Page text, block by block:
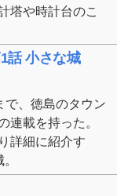
塔や時計台のこ
話 小さな城
で、徳島のタウン
連載を持った。
詳細に紹介す